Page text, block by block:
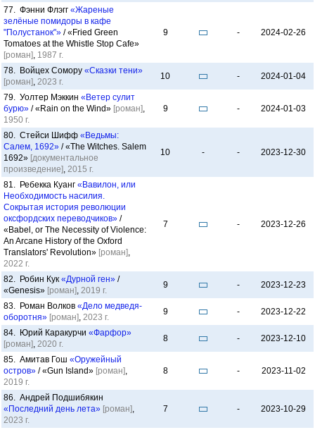
77. Фэнни Флэгг «Жареные
зелёные помидоры в кафе
"Полустанок"» / «Fried Green
Tomatoes at the Whistle Stop Cafe»
[роман], 1987 г.
9 - 2024-02-26
78. Войцех Сомору «Сказки тени»
[роман], 2023 г.
10 - 2024-01-04
79. Уолтер Мэккин «Ветер сулит
бурю» / «Rain on the Wind» [роман],
1950 г.
9 - 2024-01-03
80. Стейси Шифф «Ведьмы:
Салем, 1692» / «The Witches. Salem
1692» [документальное
произведение], 2015 г.
10 - - 2023-12-30
81. Ребекка Куанг «Вавилон, или
Необходимость насилия.
Сокрытая история революции
оксфордских переводчиков» /
«Babel, or The Necessity of Violence:
An Arcane History of the Oxford
Translators' Revolution» [роман],
2022 г.
7 - 2023-12-26
82. Робин Кук «Дурной ген» /
«Genesis» [роман], 2019 г.
9 - 2023-12-23
83. Роман Волков «Дело медведя-
оборотня» [роман], 2023 г.
9 - 2023-12-22
84. Юрий Каракурчи «Фарфор»
[роман], 2020 г.
8 - 2023-12-10
85. Амитав Гош «Оружейный
остров» / «Gun Island» [роман],
2019 г.
8 - 2023-11-02
86. Андрей Подшибякин
«Последний день лета» [роман],
2023 г.
7 - 2023-10-29